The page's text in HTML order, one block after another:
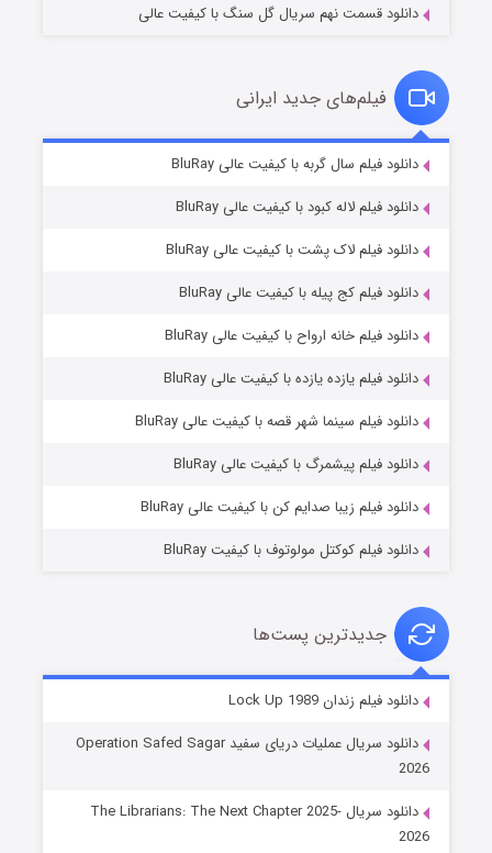
قسمت۶ (زیرنویس) منتشر شد
شوهر
دانلود قسمت نهم سریال گل سنگ با کیفیت عالی
فیلم‌های جدید ایرانی
دانلود فیلم سال گربه با کیفیت عالی BluRay
دانلود فیلم لاله کبود با کیفیت عالی BluRay
دانلود فیلم لاک پشت با کیفیت عالی BluRay
دانلود فیلم کج‌ پیله با کیفیت عالی BluRay
دانلود فیلم خانه ارواح با کیفیت عالی BluRay
دانلود فیلم یازده یازده با کیفیت عالی BluRay
دانلود فیلم سینما شهر قصه با کیفیت عالی BluRay
دانلود فیلم پیشمرگ با کیفیت عالی BluRay
دانلود فیلم زیبا صدایم کن با کیفیت عالی BluRay
دانلود فیلم کوکتل مولوتوف با کیفیت BluRay
جدیدترین پست‌ها
دانلود فیلم زندان Lock Up 1989
دانلود سریال عملیات دریای سفید Operation Safed Sagar
2026
دانلود سریال The Librarians: The Next Chapter 2025-
2026